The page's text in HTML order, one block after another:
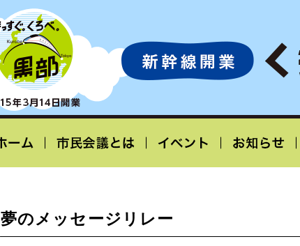
夢のメッセージリレー